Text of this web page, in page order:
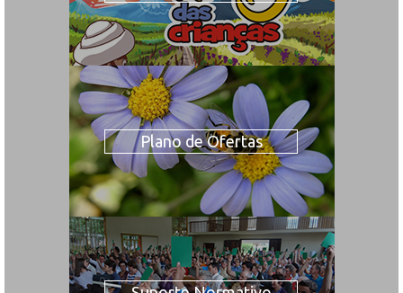
Plano de Ofertas